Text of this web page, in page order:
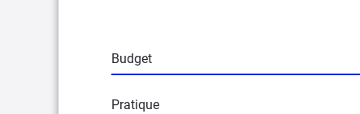
Budget
Pratique